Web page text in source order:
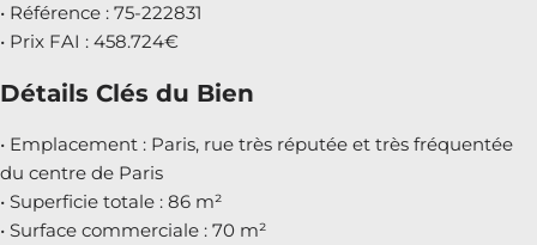
• Référence : 75-222831
• Prix FAI : 458.724€
Détails Clés du Bien
• Emplacement : Paris, rue très réputée et très fréquentée
du centre de Paris
• Superficie totale : 86 m²
• Surface commerciale : 70 m²